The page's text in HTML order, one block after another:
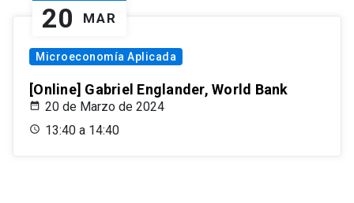
20 MAR
Microeconomía Aplicada
[Online] Gabriel Englander, World Bank
20 de Marzo de 2024
13:40 a 14:40